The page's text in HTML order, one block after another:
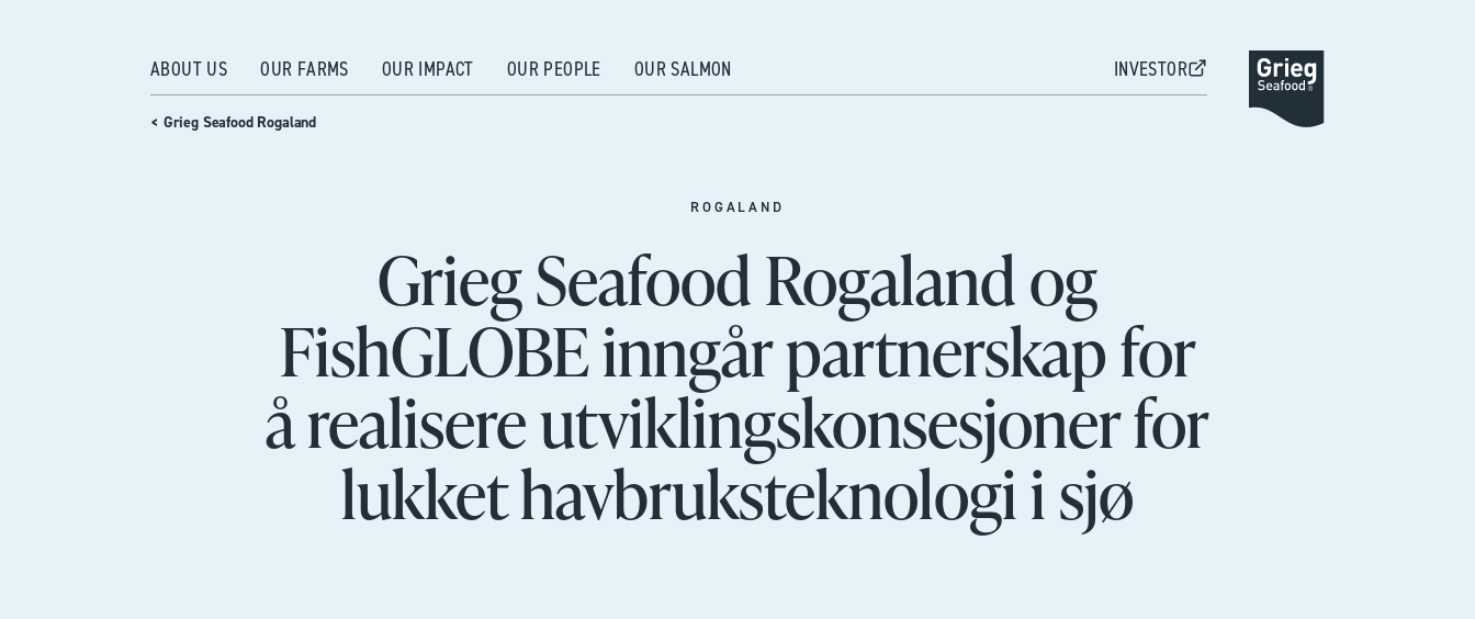
ABOUT US OUR FARMS OUR IMPACT OUR PEOPLE OUR SALMON INVESTOR
< Grieg Seafood Rogaland
ROGALAND
Grieg Seafood Rogaland og
FishGLOBE inngår partnerskap for
å realisere utviklingskonsesjoner for
lukket havbruksteknologi i sjø